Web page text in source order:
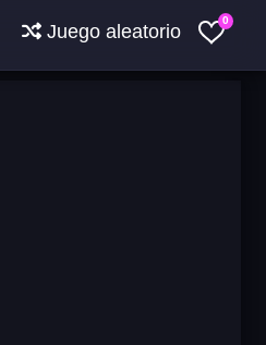
0
Juego aleatorio